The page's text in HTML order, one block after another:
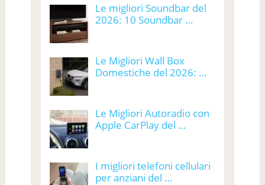
Le migliori Soundbar del
2026: 10 Soundbar …
Le Migliori Wall Box
Domestiche del 2026: …
Le Migliori Autoradio con
Apple CarPlay del …
I migliori telefoni cellulari
per anziani del …